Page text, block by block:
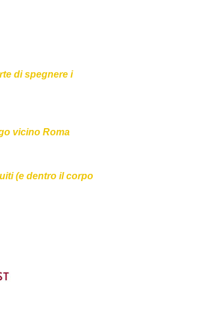
di spegnere i
vicino Roma
(e dentro il corpo